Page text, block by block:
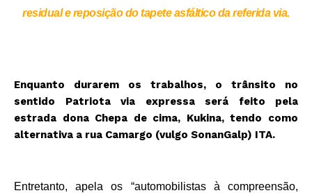
residual e reposição do tapete asfáltico da referida via.
Enquanto durarem os trabalhos, o trânsito no
sentido Patriota via expressa será feito pela
estrada dona Chepa de cima, Kukina, tendo como
alternativa a rua Camargo (vulgo SonanGalp) ITA.
Entretanto, apela os “automobilistas à compreensão,